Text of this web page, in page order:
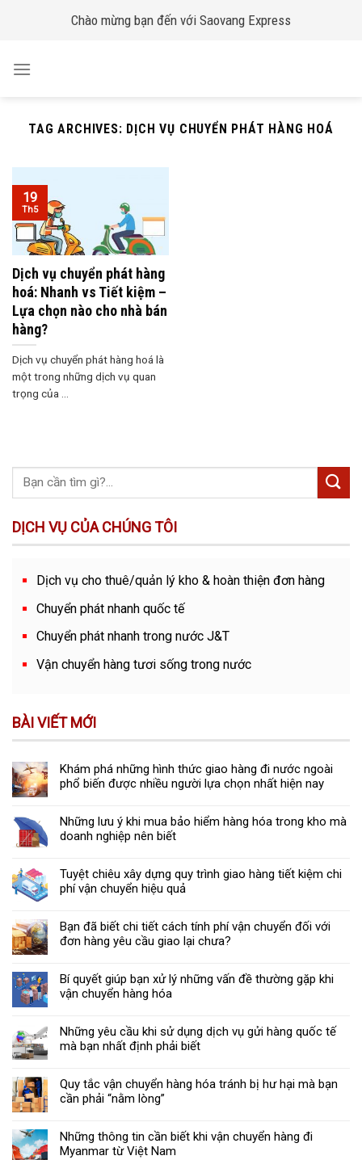
Chào mừng bạn đến với Saovang Express
TAG ARCHIVES: DỊCH VỤ CHUYỂN PHÁT HÀNG HOÁ
Dịch vụ chuyển phát hàng
hoá: Nhanh vs Tiết kiệm –
Lựa chọn nào cho nhà bán
hàng?
Dịch vụ chuyển phát hàng hoá là
một trong những dịch vụ quan
trọng của ...
19
Th5
DỊCH VỤ CỦA CHÚNG TÔI
Dịch vụ cho thuê/quản lý kho & hoàn thiện đơn hàng
Chuyển phát nhanh quốc tế
Chuyển phát nhanh trong nước J&T
Vận chuyển hàng tươi sống trong nước
BÀI VIẾT MỚI
Khám phá những hình thức giao hàng đi nước ngoài
phổ biến được nhiều người lựa chọn nhất hiện nay
Những lưu ý khi mua bảo hiểm hàng hóa trong kho mà
doanh nghiệp nên biết
Tuyệt chiêu xây dựng quy trình giao hàng tiết kiệm chi
phí vận chuyển hiệu quả
Bạn đã biết chi tiết cách tính phí vận chuyển đối với
đơn hàng yêu cầu giao lại chưa?
Bí quyết giúp bạn xử lý những vấn đề thường gặp khi
vận chuyển hàng hóa
Những yêu cầu khi sử dụng dịch vụ gửi hàng quốc tế
mà bạn nhất định phải biết
Quy tắc vận chuyển hàng hóa tránh bị hư hại mà bạn
cần phải “nằm lòng”
Những thông tin cần biết khi vận chuyển hàng đi
Myanmar từ Việt Nam